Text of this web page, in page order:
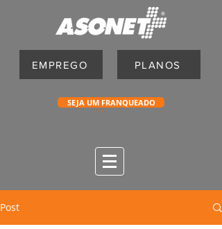
EMPREGO PLANOS
SEJA UM FRANQUEADO
Post